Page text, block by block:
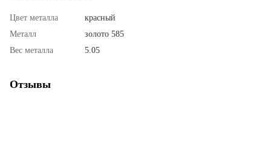
Цвет металла
красный
Металл
золото 585
Вес металла
5.05
Отзывы